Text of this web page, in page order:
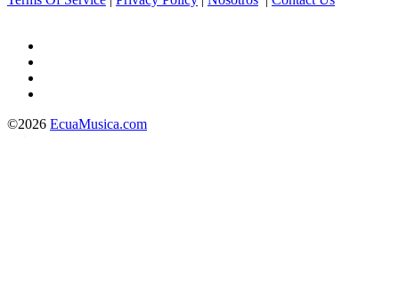
©2026 EcuaMusica.com